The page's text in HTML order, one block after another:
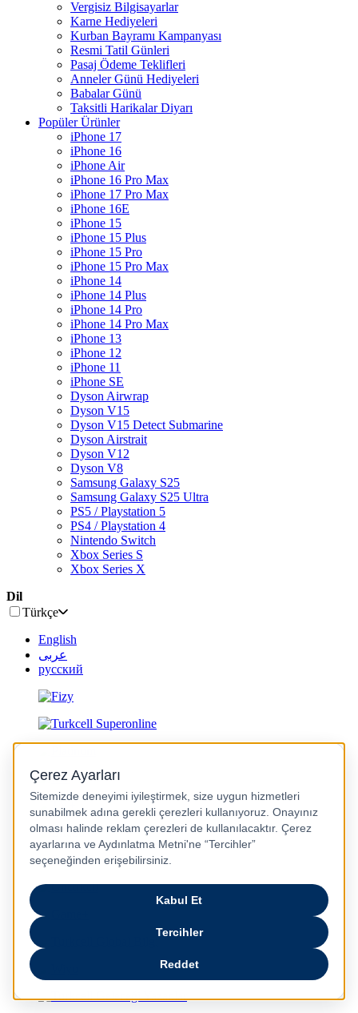
Vergisiz Bilgisayarlar
Karne Hediyeleri
Kurban Bayramı Kampanyası
Resmi Tatil Günleri
Pasaj Ödeme Teklifleri
Anneler Günü Hediyeleri
Babalar Günü
Taksitli Harikalar Diyarı
Popüler Ürünler
iPhone 17
iPhone 16
iPhone Air
iPhone 16 Pro Max
iPhone 17 Pro Max
iPhone 16E
iPhone 15
iPhone 15 Plus
iPhone 15 Pro
iPhone 15 Pro Max
iPhone 14
iPhone 14 Plus
iPhone 14 Pro
iPhone 14 Pro Max
iPhone 13
iPhone 12
iPhone 11
iPhone SE
Dyson Airwrap
Dyson V15
Dyson V15 Detect Submarine
Dyson Airstrait
Dyson V12
Dyson V8
Samsung Galaxy S25
Samsung Galaxy S25 Ultra
PS5 / Playstation 5
PS4 / Playstation 4
Nintendo Switch
Xbox Series S
Xbox Series X
Dil
Türkçe
English
عربى
русский